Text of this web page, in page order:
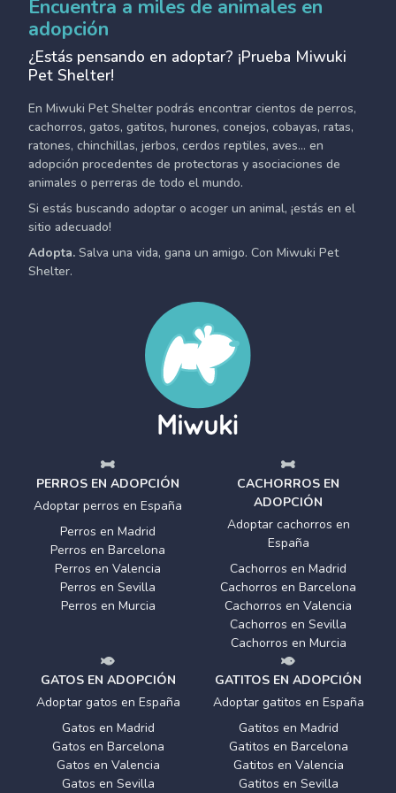
Encuentra a miles de animales en
adopción
¿Estás pensando en adoptar? ¡Prueba Miwuki
Pet Shelter!
En Miwuki Pet Shelter podrás encontrar cientos de perros,
cachorros, gatos, gatitos, hurones, conejos, cobayas, ratas,
ratones, chinchillas, jerbos, cerdos reptiles, aves... en
adopción procedentes de protectoras y asociaciones de
animales o perreras de todo el mundo.
Si estás buscando adoptar o acoger un animal, ¡estás en el
sitio adecuado!
Adopta. Salva una vida, gana un amigo. Con Miwuki Pet
Shelter.
PERROS EN ADOPCIÓN
Adoptar perros en España
Perros en Madrid
Perros en Barcelona
Perros en Valencia
Perros en Sevilla
Perros en Murcia
CACHORROS EN
ADOPCIÓN
Adoptar cachorros en
España
Cachorros en Madrid
Cachorros en Barcelona
Cachorros en Valencia
Cachorros en Sevilla
Cachorros en Murcia
GATOS EN ADOPCIÓN
Adoptar gatos en España
Gatos en Madrid
Gatos en Barcelona
Gatos en Valencia
Gatos en Sevilla
GATITOS EN ADOPCIÓN
Adoptar gatitos en España
Gatitos en Madrid
Gatitos en Barcelona
Gatitos en Valencia
Gatitos en Sevilla